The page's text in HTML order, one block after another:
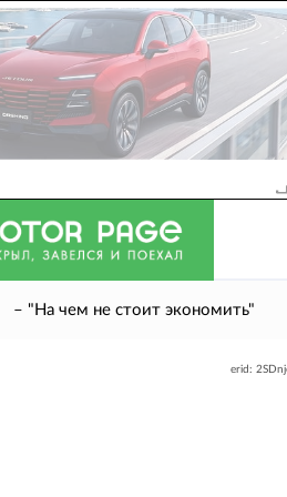
– "На чем не стоит экономить"
erid: